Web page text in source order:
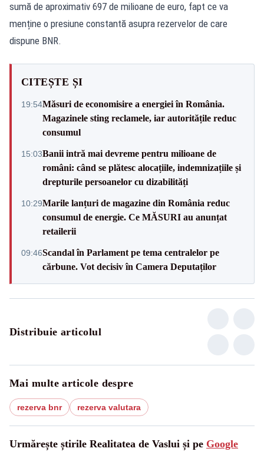
sumă de aproximativ 697 de milioane de euro, fapt ce va
menține o presiune constantă asupra rezervelor de care
dispune BNR.
CITEȘTE ȘI
19:54Măsuri de economisire a energiei în România.
Magazinele sting reclamele, iar autoritățile reduc
consumul
15:03Banii intră mai devreme pentru milioane de
români: când se plătesc alocațiile, indemnizațiile și
drepturile persoanelor cu dizabilități
10:29Marile lanțuri de magazine din România reduc
consumul de energie. Ce MĂSURI au anunțat
retailerii
09:46Scandal în Parlament pe tema centralelor pe
cărbune. Vot decisiv în Camera Deputaților
Distribuie articolul
Mai multe articole despre
rezerva bnr rezerva valutara
Urmărește știrile Realitatea de Vaslui și pe Google